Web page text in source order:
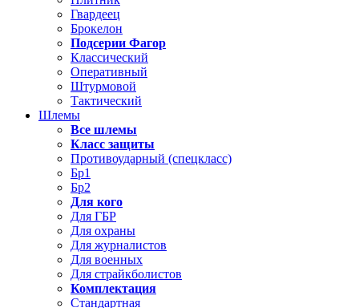
Гвардеец
Брокелон
Подсерии Фагор
Классический
Оперативный
Штурмовой
Тактический
Шлемы
Все шлемы
Класс защиты
Противоударный (спецкласс)
Бр1
Бр2
Для кого
Для ГБР
Для охраны
Для журналистов
Для военных
Для страйкболистов
Комплектация
Стандартная